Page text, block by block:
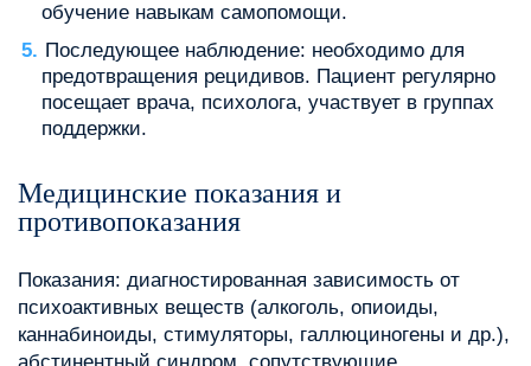
обучение навыкам самопомощи.
Последующее наблюдение: необходимо для
предотвращения рецидивов. Пациент регулярно
посещает врача, психолога, участвует в группах
поддержки.
Медицинские показания и
противопоказания
Показания: диагностированная зависимость от
психоактивных веществ (алкоголь, опиоиды,
каннабиноиды, стимуляторы, галлюциногены и др.),